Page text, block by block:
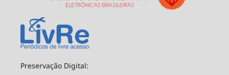
Preservação Digital: